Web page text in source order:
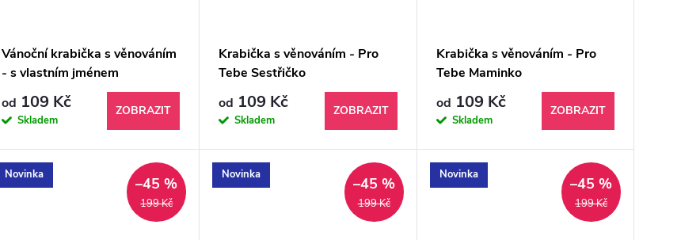
Vánoční krabička s věnováním
- s vlastním jménem
od 109 Kč
Skladem
ZOBRAZIT
Krabička s věnováním - Pro
Tebe Sestřičko
od 109 Kč
Skladem
ZOBRAZIT
Krabička s věnováním - Pro
Tebe Maminko
od 109 Kč
Skladem
ZOBRAZIT
Novinka
199 Kč
–45 % Novinka
199 Kč
–45 % Novinka
199 Kč
–45 %